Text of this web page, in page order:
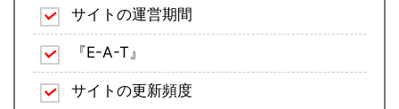
サイトの運営期間
『E-A-T』
サイトの更新頻度